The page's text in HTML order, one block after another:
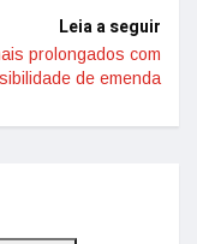
Leia a seguir
prolongados com
de emenda